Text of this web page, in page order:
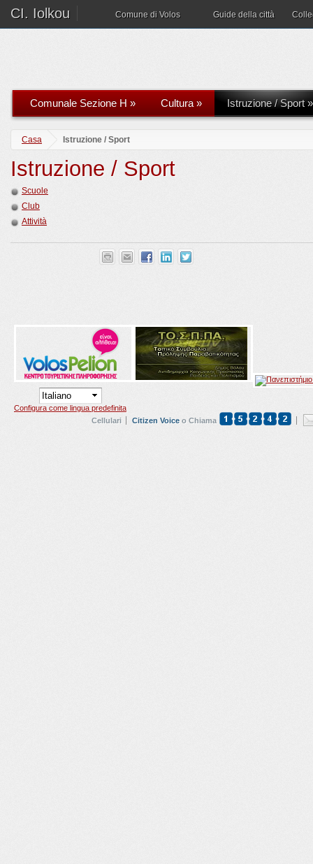
CI. Iolkou Comune di Volos Guide della città
Comunale Sezione H » Cultura» Istruzione / Sport»
Casa Istruzione / Sport
Istruzione / Sport
Scuole
Club
Attività
Configura come lingua predefinita
Cellulari
Citizen Voice o Chiama